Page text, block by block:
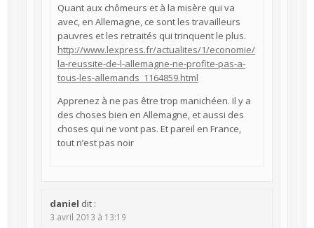
Quant aux chômeurs et à la misère qui va
avec, en Allemagne, ce sont les travailleurs
pauvres et les retraités qui trinquent le plus.
http://www.lexpress.fr/actualites/1/economie/
la-reussite-de-l-allemagne-ne-profite-pas-a-
tous-les-allemands_1164859.html
Apprenez à ne pas être trop manichéen. Il y a
des choses bien en Allemagne, et aussi des
choses qui ne vont pas. Et pareil en France,
tout n’est pas noir
daniel dit :
3 avril 2013 à 13:19